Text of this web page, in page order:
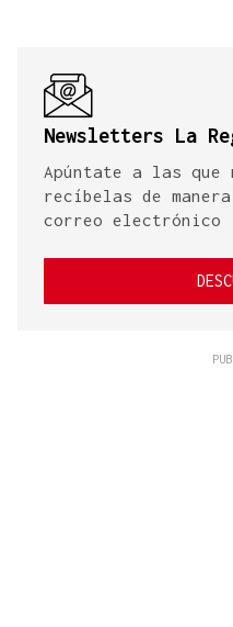
Newsletters La
Apúntate a las que
recíbelas de
correo electrónico